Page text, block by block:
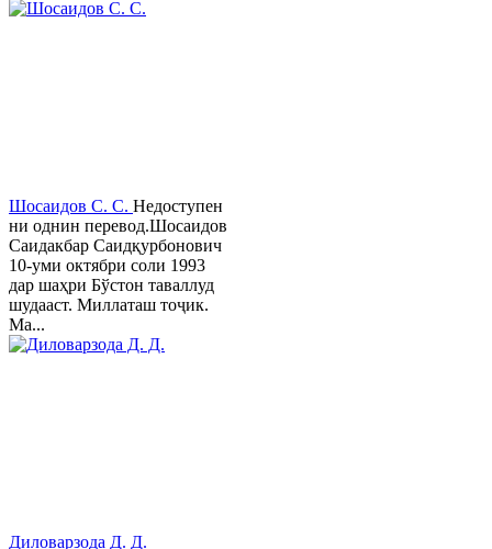
Шосаидов С. С. Недоступен
ни однин перевод.Шосаидов
Саидакбар Саидқурбонович
10-уми октябри соли 1993
дар шаҳри Бўстон таваллуд
шудааст. Миллаташ тоҷик.
Ма...
Диловарзода Д. Д.